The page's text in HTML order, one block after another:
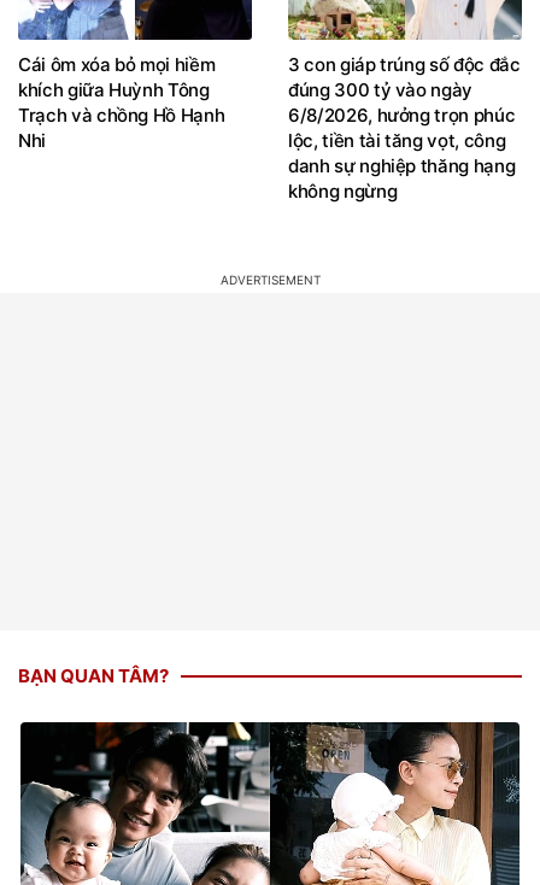
Cái ôm xóa bỏ mọi hiềm
khích giữa Huỳnh Tông
Trạch và chồng Hồ Hạnh
Nhi
3 con giáp trúng số độc đắc
đúng 300 tỷ vào ngày
6/8/2026, hưởng trọn phúc
lộc, tiền tài tăng vọt, công
danh sự nghiệp thăng hạng
không ngừng
BẠN QUAN TÂM?